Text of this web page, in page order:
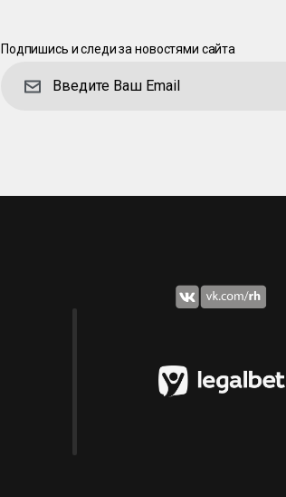
Подпишись и следи за новостями сайта